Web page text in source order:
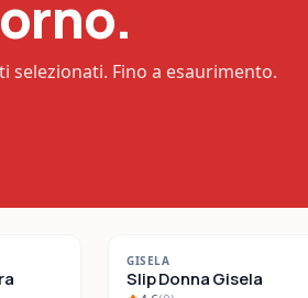
selezionati. Fino a esaurimento.
-22%
SALDI
GISELA
Slip Donna Gisela